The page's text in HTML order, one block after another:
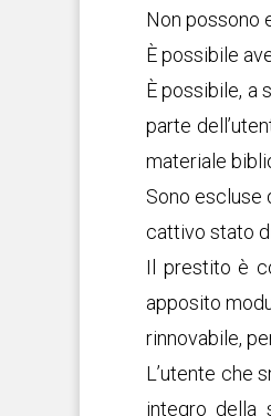
Non possono
È possibile
È possibile, a
parte
materiale
Sono escluse
cattivo stato
Il prestito è
apposito
rinnovabile,
L’utente che
integro della